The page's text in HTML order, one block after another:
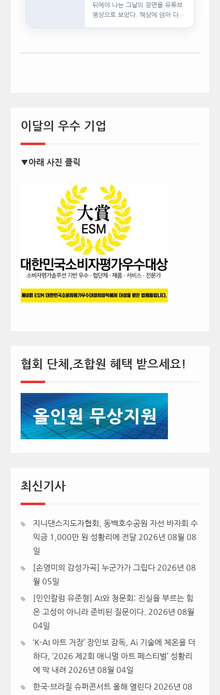
뒤에야 나는 그날의 장면을 유튜브
영상으로 보았다. 책상에 앉아 다른
이달의 우수 기업
▼아래 사진 클릭
협회 단체,조합원 혜택 받으세요!
최신기사
지니댄스지도자협회, 동백호수공원 자선 바자회 수
익금 1,000만 원 성황리에 전달 2026년 08월 08
일
[손영미의 감성가곡] 누군가가 그립다 2026년 08
월 05일
[인인칼럼 유준형] AI와 청문회: 진실을 부르는 힘
은 고성이 아니라 준비된 질문이다.
2026년 08월
04일
‘K-AI 아트 거장’ 장인보 감독, Ai 기술에 체온을 더
하다, ‘2026 제2회 애니멀 아트 페스티벌’ 성황리
에 막 내려 2026년 08월 04일
한국·브라질 슈퍼콘서트 올해 열린다 2026년 08